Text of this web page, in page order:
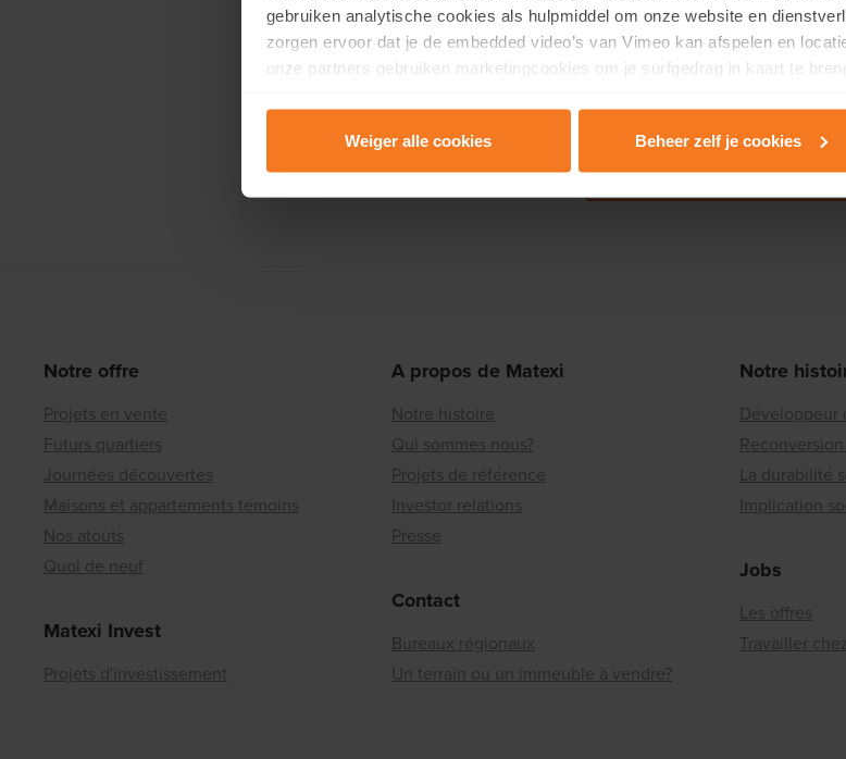
gebruiken analytische cookies als hulpmiddel om onze website en
zorgen ervoor dat je de embedded video’s van Vimeo kan afspelen en
onze partners gebruiken marketingcookies om je surfgedrag in kaart te
Lees er meer over in onzePrivacy & Cookie Policy.
Weiger alle cookies Beheer zelf je cookies
Découvrez Hornu Quartier
Notre offre
Projets en vente
Futurs quartiers
Journées découvertes
Maisons et appartements témoins
Nos atouts
Quoi de neuf
Matexi Invest
Projets d'investissement
A propos de Matexi
Notre histoire
Qui sommes nous?
Projets de référence
Investor relations
Presse
Contact
Bureaux régionaux
Un terrain ou un immeuble à vendre?
Notre
Développeur
La durabilité
Implication
Jobs
Les offres
Travailler